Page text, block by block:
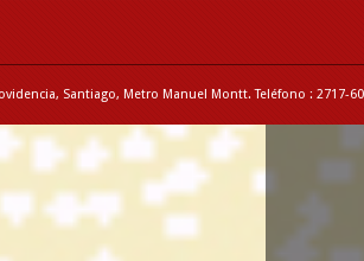
Santiago, Metro Manuel Montt. Teléfono : 2717-